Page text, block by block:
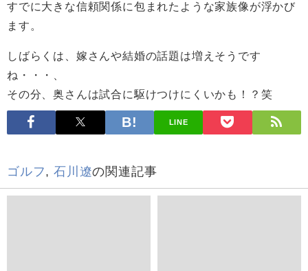
すでに大きな信頼関係に包まれたような家族像が浮かび
ます。
しばらくは、嫁さんや結婚の話題は増えそうです
ね・・・、
その分、奥さんは試合に駆けつけにくいかも！？笑
LINE
ゴルフ,石川遼の関連記事